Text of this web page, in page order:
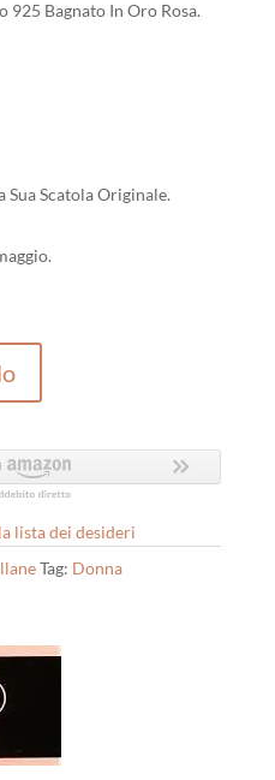
925 Bagnato In Oro Rosa.
Sua Scatola Originale.
lista dei desideri
Tag: Donna